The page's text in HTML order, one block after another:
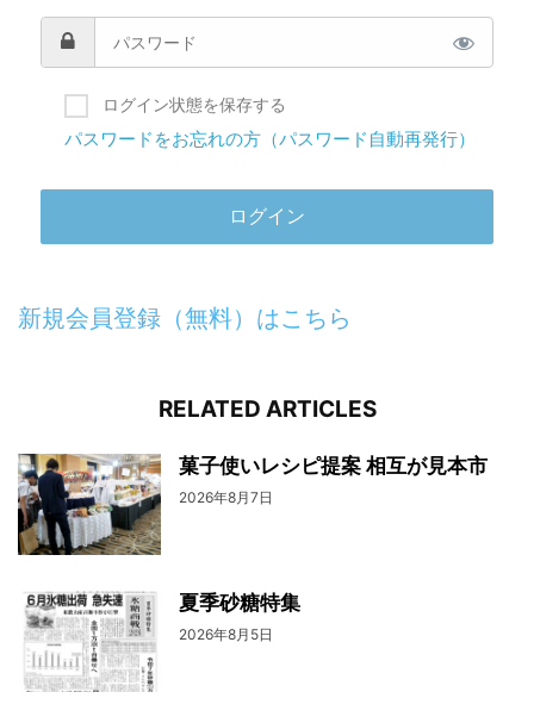
ログイン状態を保存する
パスワードをお忘れの方（パスワード自動再発行）
新規会員登録（無料）はこちら
RELATED ARTICLES
菓子使いレシピ提案 相互が見本市
2026年8月7日
夏季砂糖特集
2026年8月5日